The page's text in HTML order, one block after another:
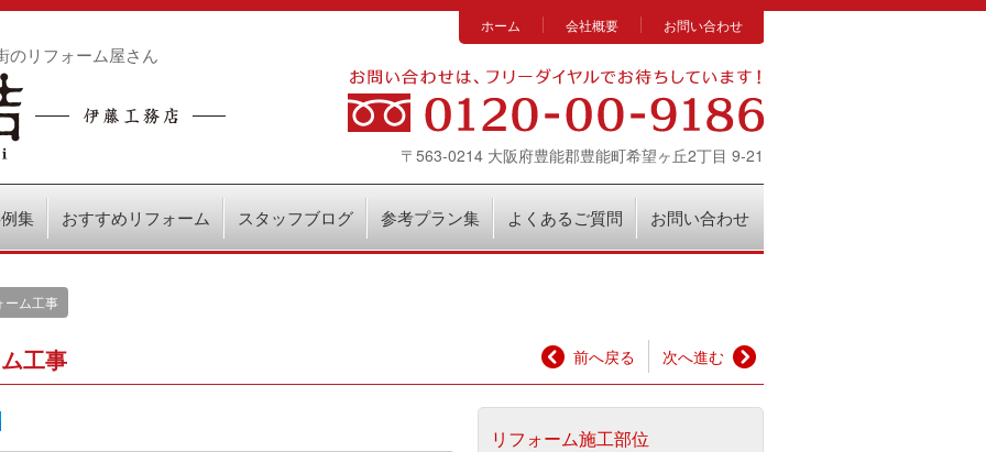
のリフォーム屋さん
ホーム 会社概要 お問い合わせ
〒563-0214 大阪府豊能郡豊能町希望ヶ丘2丁目 9-21
集 おすすめリフォーム スタッフブログ 参考プラン集 よくあるご質問 お問い合わせ
ーム工事
前へ戻る 次へ進む
工事
リフォーム施工部位